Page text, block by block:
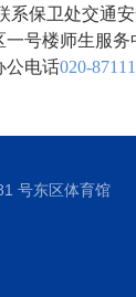
系保卫处交通
号楼师生服务
公电话020-
号东区体育馆